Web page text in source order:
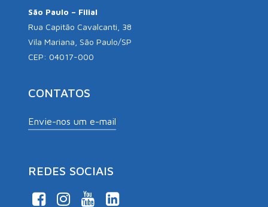
São Paulo – Filial
Rua Capitão Cavalcanti, 38
Vila Mariana, São Paulo/SP
CEP: 04017-000
CONTATOS
Envie-nos um e-mail
REDES SOCIAIS